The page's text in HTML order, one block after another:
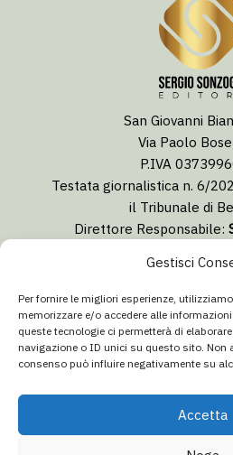
Gestisci
Per fornire le migliori esperienze,
memorizzare e/o accedere alle
queste tecnologie ci permetterà di
navigazione o ID unici su questo sito. Non
consenso può influire negativamente su
Accetta
San Giovanni
Via Paolo
P.IVA
Testata giornalistica n. 6/
il Tribunale di
Direttore Responsabile:
Telefono: 0345